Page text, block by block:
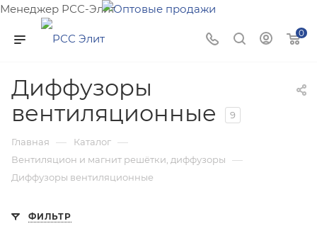
Менеджер РСС-Элит
Напишите нам и мы поможем подобрать товар именно
для Вас!
0
Диффузоры
вентиляционные
9
Главная — Каталог —
Вентиляцион и магнит решётки, диффузоры —
Диффузоры вентиляционные
ФИЛЬТР